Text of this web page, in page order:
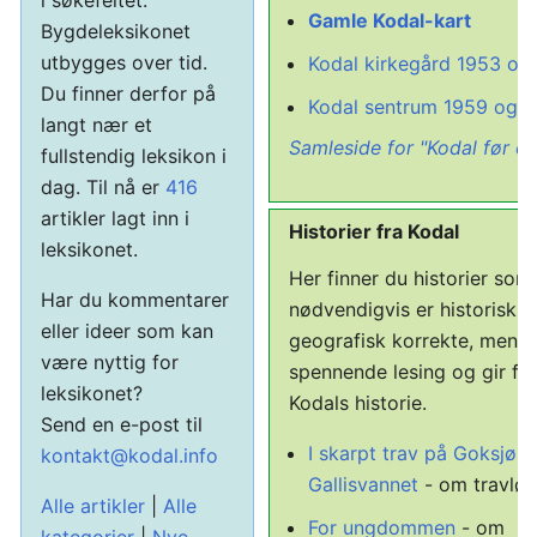
Bygdeleksikonet
utbygges over tid.
Du finner derfor på
langt nær et
fullstendig leksikon i
dag. Til nå er 416
artikler lagt inn i
leksikonet.
Har du kommentarer
eller ideer som kan
være nyttig for
leksikonet?
Send en e-post til
kontakt@kodal.info
Alle artikler
Alle
Gamle Kodal-kart
Kodal kirkegård 1953 og
Kodal sentrum 1959 og
Samleside for "Kodal før
Historier fra Kodal
Her finner du historier
nødvendigvis er historisk
geografisk korrekte, men
spennende lesing og gir
Kodals historie.
I skarpt trav på Goksjø
Gallisvannet - om travløp
For ungdommen - om